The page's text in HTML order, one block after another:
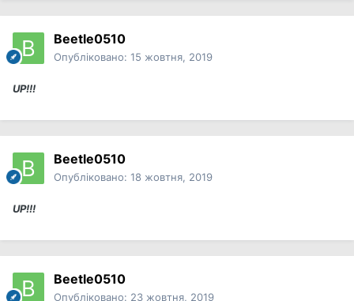
Beetle0510
Опубліковано: 15 жовтня, 2019
UP!!!
Beetle0510
Опубліковано: 18 жовтня, 2019
UP!!!
Beetle0510
Опубліковано: 23 жовтня, 2019